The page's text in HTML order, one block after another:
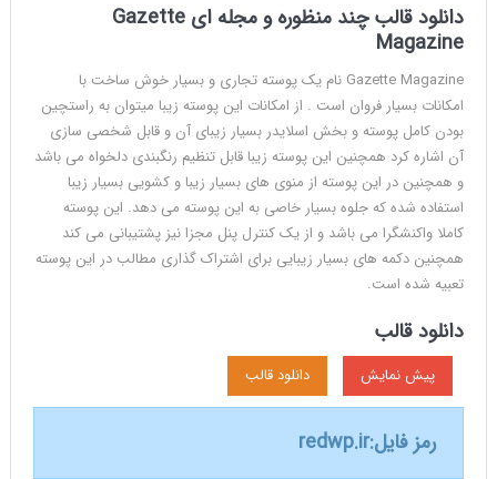
دانلود قالب چند منظوره و مجله ای Gazette
Magazine
Gazette Magazine نام یک پوسته تجاری و بسیار خوش ساخت با
امکانات بسیار فروان است . از امکانات این پوسته زیبا میتوان به راستچین
بودن کامل پوسته و بخش اسلایدر بسیار زیبای آن و قابل شخصی سازی
آن اشاره کرد همچنین این پوسته زیبا قابل تنظیم رنگبندی دلخواه می باشد
و همچنین در این پوسته از منوی های بسیار زیبا و کشویی بسیار زیبا
استفاده شده که جلوه بسیار خاصی به این پوسته می دهد. این پوسته
کاملا واکنشگرا می باشد و از یک کنترل پنل مجزا نیز پشتیبانی می کند
همچنین دکمه های بسیار زیبایی برای اشتراک گذاری مطالب در این پوسته
تعبیه شده است.
دانلود قالب
پیش نمایش دانلود قالب
رمز فایل:redwp.ir